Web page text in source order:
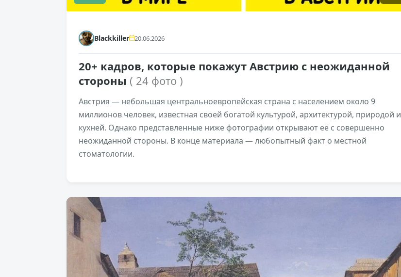
Blackkiller 20.06.2026
20+ кадров, которые покажут Австрию с неожиданной
стороны ( 24 фото )
Австрия — небольшая центральноевропейская страна с населением около 9
миллионов человек, известная своей богатой культурой, архитектурой, природой и
кухней. Однако представленные ниже фотографии открывают её с совершенно
неожиданной стороны. В конце материала — любопытный факт о местной
стоматологии.